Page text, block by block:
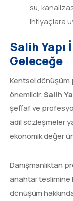
su,
ihtiyaçlara
Salih Yapı
Geleceğe
Kentsel dönüşüm
önemlidir.Salih
şeffaf ve
adil sözleşmeler
ekonomik değer
Danışmanlıktan
anahtar teslimine
dönüşüm